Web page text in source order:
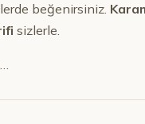
beğenirsiniz.
sizlerle.